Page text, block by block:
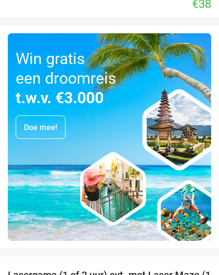
€38
Win gratis
een droomreis
t.w.v. €3.000
Doe mee!